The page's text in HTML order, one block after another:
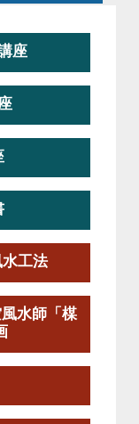
座』
学講座
座
た。
た。
講座』
座
工法
水師「楳